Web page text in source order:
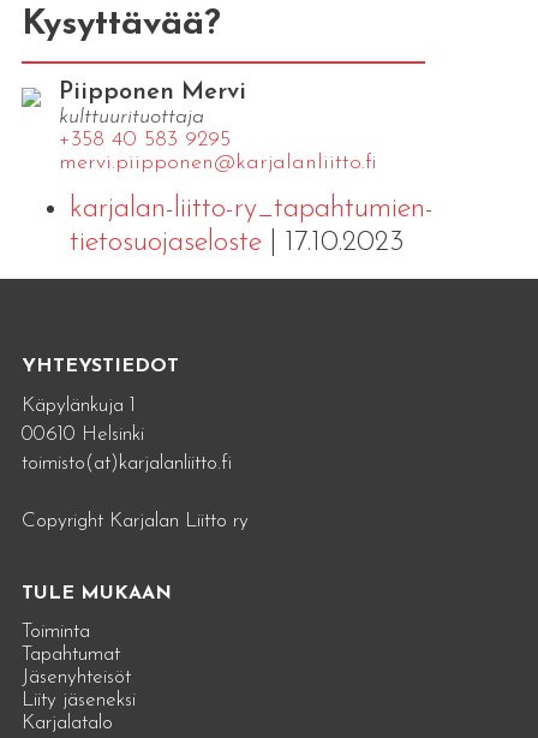
Kysyttävää?
Piipponen Mervi
kulttuurituottaja
+358 40 583 9295
mervi.​piipponen@​kar​jala​nlii​tto.​fi
karjalan-liitto-ry_tapahtumien-
tietosuojaseloste| 17.10.2023
YHTEYSTIEDOT
Käpylänkuja 1
00610 Helsinki
toimisto(at)karjalanliitto.fi
Copyright Karjalan Liitto ry
TULE MUKAAN
Toiminta
Tapahtumat
Jäsenyhteisöt
Liity jäseneksi
Karjalatalo